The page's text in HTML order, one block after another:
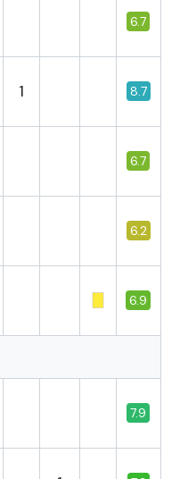
6.7
1 8.7
6.7
6.2
6.9
7.9